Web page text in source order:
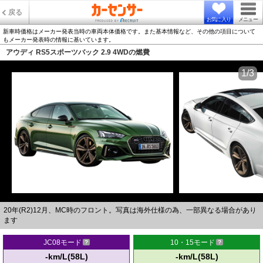
戻る
お気に入り メニュー
新車時価格はメーカー発表当時の車両本体価格です。また基本情報など、その他の項目について
もメーカー発表時の情報に基いています。
アウディ RS5スポーツバック 2.9 4WDの燃費
20年(R2)12月、MC時のフロント。写真は海外仕様の為、一部異なる場合があり
ます
1/3
JC08モード
-km/L(58L)
10・15モード
-km/L(58L)